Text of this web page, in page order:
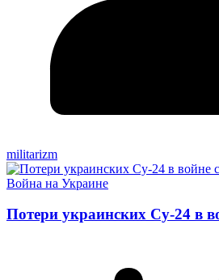
militarizm
Война на Украине
Потери украинских Су-24 в